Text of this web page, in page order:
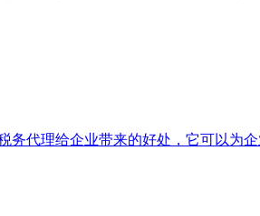
代理给企业带来的好处，它可以为